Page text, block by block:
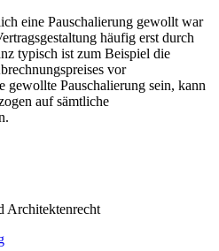
eine Pauschalierung gewollt war
häufig erst durch
typisch ist zum Beispiel die
vor
gewollte Pauschalierung sein, kann
auf sämtliche
Architektenrecht